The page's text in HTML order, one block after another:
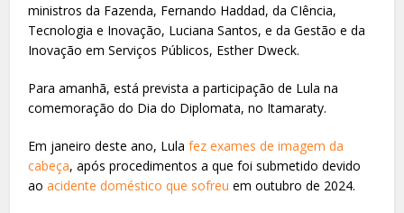
ministros da Fazenda, Fernando Haddad, da CIência,
Tecnologia e Inovação, Luciana Santos, e da Gestão e da
Inovação em Serviços Públicos, Esther Dweck.
Para amanhã, está prevista a participação de Lula na
comemoração do Dia do Diplomata, no Itamaraty.
Em janeiro deste ano, Lulafez exames de imagem da
cabeça, após procedimentos a que foi submetido devido
aoacidente doméstico que sofreu em outubro de 2024.